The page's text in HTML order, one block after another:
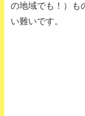
の地域でも！）
も
い難いです。